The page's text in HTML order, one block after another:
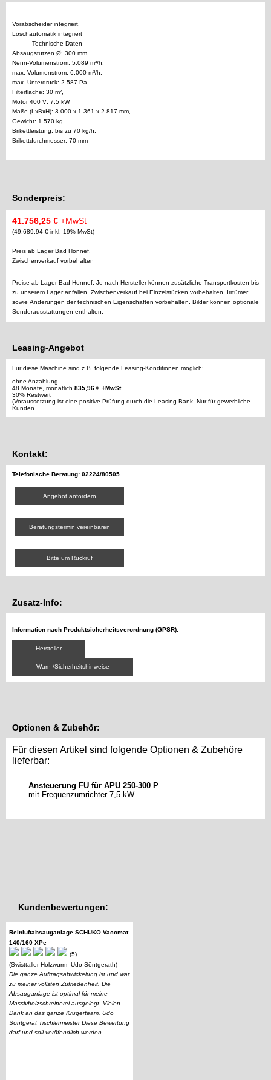
Vorabscheider integriert,
Löschautomatik integriert
---------- Technische Daten ----------
Absaugstutzen Ø: 300 mm,
Nenn-Volumenstrom: 5.089 m³/h,
max. Volumenstrom: 6.000 m³/h,
max. Unterdruck: 2.587 Pa,
Filterfläche: 30 m²,
Motor 400 V: 7,5 kW,
Maße (LxBxH): 3.000 x 1.361 x 2.817 mm,
Gewicht: 1.570 kg,
Brikettleistung: bis zu 70 kg/h,
Brikettdurchmesser: 70 mm
Sonderpreis:
41.756,25 € +MwSt
(49.689,94 € inkl. 19% MwSt)
Preis ab Lager Bad Honnef.
Zwischenverkauf vorbehalten
Preise ab Lager Bad Honnef. Je nach Hersteller können zusätzliche Transportkosten bis
zu unserem Lager anfallen. Zwischenverkauf bei Einzelstücken vorbehalten. Irrtümer
sowie Änderungen der technischen Eigenschaften vorbehalten. Bilder können optionale
Sonderausstattungen enthalten.
Leasing-Angebot
Für diese Maschine sind z.B. folgende Leasing-Konditionen möglich:
ohne Anzahlung
48 Monate, monatlich 835,96 € +MwSt
30% Restwert
(Voraussetzung ist eine positive Prüfung durch die Leasing-Bank. Nur für gewerbliche
Kunden.
Kontakt:
Telefonische Beratung: 02224/80505
Angebot anfordern
Beratungstermin vereinbaren
Bitte um Rückruf
Zusatz-Info:
Information nach Produktsicherheitsverordnung (GPSR):
Hersteller
Warn-/Sicherheitshinweise
Optionen & Zubehör:
Für diesen Artikel sind folgende Optionen & Zubehöre
lieferbar:
Ansteuerung FU für APU 250-300 P
mit Frequenzumrichter 7,5 kW
Kundenbewertungen:
Reinluftabsauganlage SCHUKO Vacomat
140/160 XPe
(5)
(Swisttaller-Holzwurm- Udo Söntgerath)
Die ganze Auftragsabwickelung ist und war
zu meiner vollsten Zufriedenheit. Die
Absauganlage ist optimal für meine
Massivholzschreinerei ausgelegt. Vielen
Dank an das ganze Krügerteam. Udo
Söntgerat Tischlermeister Diese Bewertung
darf und soll veröfendlich werden .